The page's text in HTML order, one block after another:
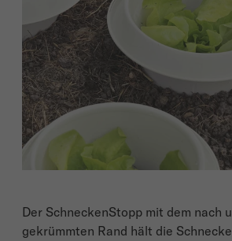
Der SchneckenStopp mit dem nach
gekrümmten Rand hält die